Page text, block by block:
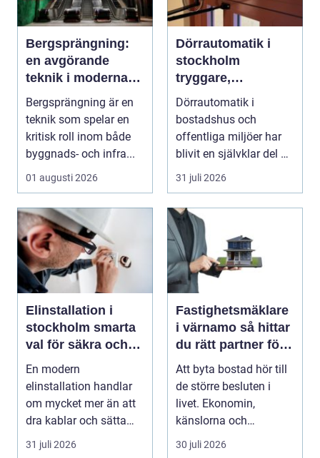
Bergsprängning:
en avgörande
teknik i moderna
byggprojekt
Bergsprängning är en
teknik som spelar en
kritisk roll inom både
byggnads- och infra...
01 augusti 2026
Dörrautomatik i
stockholm
tryggare,
smidigare och mer
tillgängliga entréer
Dörrautomatik i
bostadshus och
offentliga miljöer har
blivit en självklar del av
en modern fastighet...
31 juli 2026
Elinstallation i
stockholm smarta
val för säkra och
energieffektiva
fastigheter
En modern
elinstallation handlar
om mycket mer än att
dra kablar och sätta
upp uttag. I
31 juli 2026
Fastighetsmäklare
i värnamo så hittar
du rätt partner för
din bostadsaffär
Att byta bostad hör till
de större besluten i
livet. Ekonomin,
känslorna och
vardagen vävs ihop i
30 juli 2026